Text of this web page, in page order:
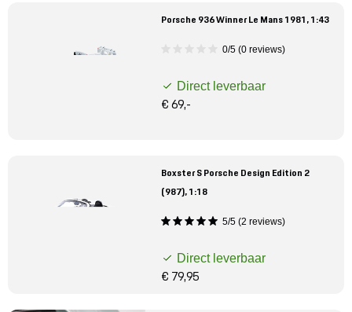
Porsche 936 Winner Le Mans 1981, 1:43
0/5 (0 reviews)
Direct leverbaar
€ 69,-
Boxster S Porsche Design Edition 2
(987), 1:18
5/5 (2 reviews)
Direct leverbaar
€ 79,95